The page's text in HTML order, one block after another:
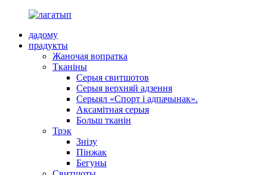
дадому
прадукты
Жаночая вопратка
Тканіны
Серыя свитшотов
Серыя верхняй адзення
Серыял «Спорт і адпачынак».
Аксамітная серыя
Больш тканін
Трэк
Знізу
Пінжак
Бегуны